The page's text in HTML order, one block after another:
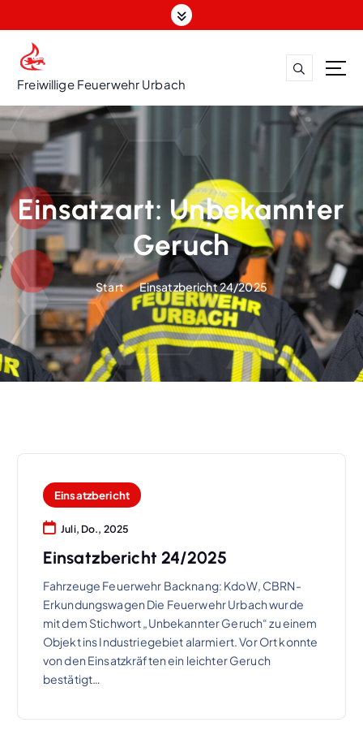
u
a
l
t
i
g
Freiwillige Feuerwehr Urbach
Einsatzart:Unbekannter
Geruch
Start Einsatzbericht 24/2025
Einsatzbericht
Juli, Do., 2025
Einsatzbericht 24/2025
Fahrzeuge Feuerwehr Backnang: KdoW, CBRN-
Erkundungswagen Die Feuerwehr Urbach wurde
mit dem Stichwort „Unbekannter Geruch“ zu einem
Objekt ins Industriegebiet alarmiert. Vor Ort konnte
von den Einsatzkräften ein leichter Geruch
bestätigt…